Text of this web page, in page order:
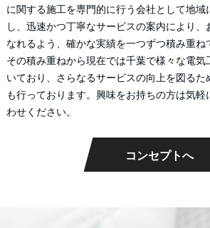
に関する施工を専門的に行う会社として地
し、迅速かつ丁寧なサービスの案内により
なれるよう、確かな実績を一つずつ積み重ね
その積み重ねから現在では千葉で様々な電
いており、さらなるサービスの向上を図る
も行っております。興味をお持ちの方は気
わせください。
コンセプトへ